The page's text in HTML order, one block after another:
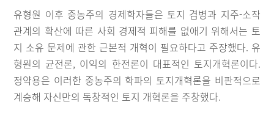
유형원 이후 중농주의 경제학자들은 토지 겸병과 지주-소작
관계의 확산에 따른 사회 경제적 피해를 없애기 위해서는 토
지 소유 문제에 관한 근본적 개혁이 필요하다고 주장했다. 유
형원의 균전론, 이익의 한전론이 대표적인 토지개혁론이다.
정약용은 이러한 중농주의 학파의 토지개혁론을 비판적으로
계승해 자신만의 독창적인 토지 개혁론을 주창했다.